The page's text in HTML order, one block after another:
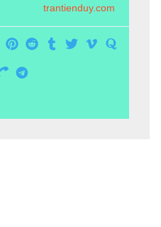
trantienduy.com